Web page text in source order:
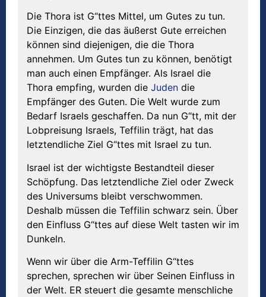
Die Thora ist G“ttes Mittel, um Gutes zu tun.
Die Einzigen, die das äußerst Gute erreichen
können sind diejenigen, die die Thora
annehmen. Um Gutes tun zu können, benötigt
man auch einen Empfänger. Als Israel die
Thora empfing, wurden die Juden die
Empfänger des Guten. Die Welt wurde zum
Bedarf Israels geschaffen. Da nun G“tt, mit der
Lobpreisung Israels, Teffilin trägt, hat das
letztendliche Ziel G“ttes mit Israel zu tun.
Israel ist der wichtigste Bestandteil dieser
Schöpfung. Das letztendliche Ziel oder Zweck
des Universums bleibt verschwommen.
Deshalb müssen die Teffilin schwarz sein. Über
den Einfluss G“ttes auf diese Welt tasten wir im
Dunkeln.
Wenn wir über die Arm-Teffilin G“ttes
sprechen, sprechen wir über Seinen Einfluss in
der Welt. ER steuert die gesamte menschliche